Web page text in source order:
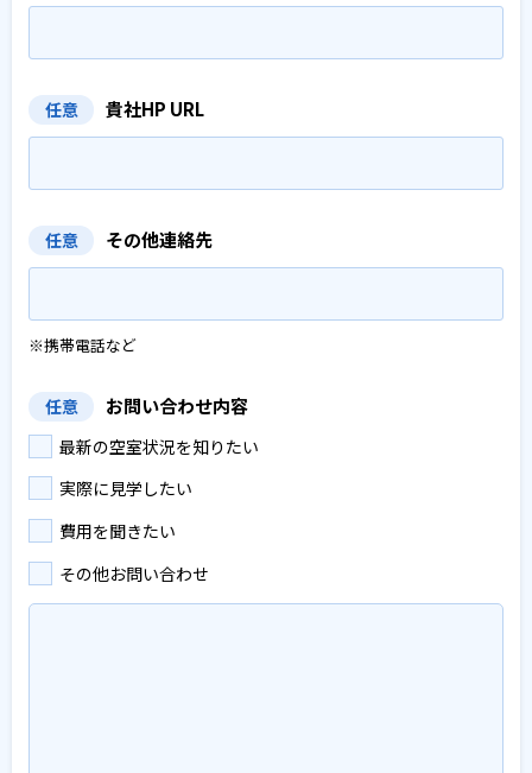
任意 貴社HP URL
任意 その他連絡先
※携帯電話など
任意 お問い合わせ内容
最新の空室状況を知りたい
実際に見学したい
費用を聞きたい
その他お問い合わせ